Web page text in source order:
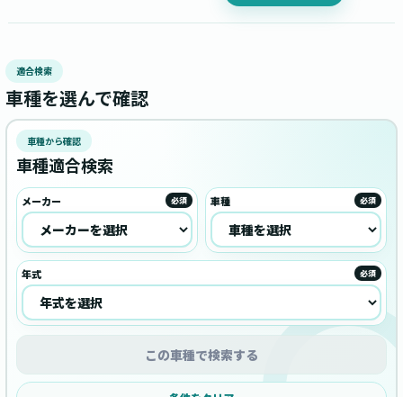
適合検索
車種を選んで確認
車種から確認
車種適合検索
メーカー 必須 車種 必須
年式 必須
この車種で検索する